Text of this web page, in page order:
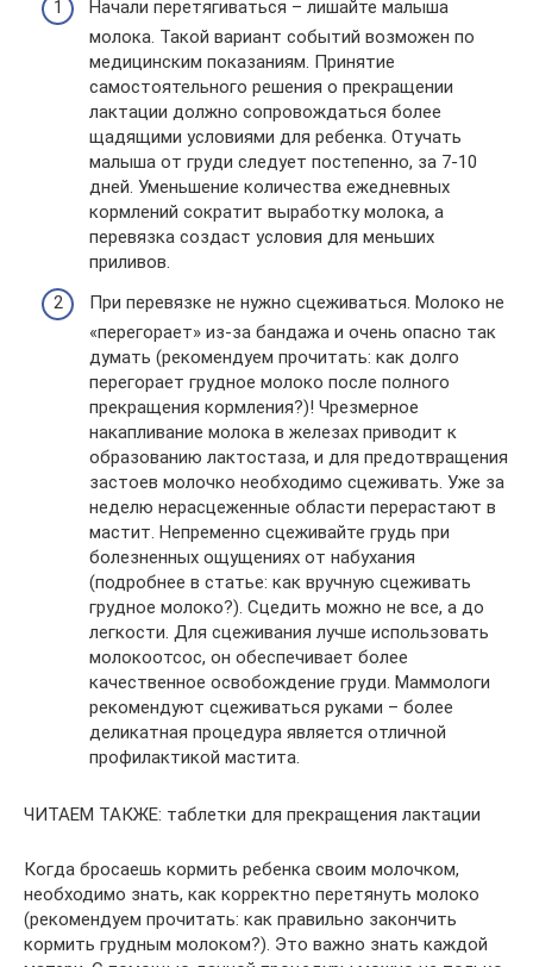
Начали перетягиваться – лишайте малыша
молока. Такой вариант событий возможен по
медицинским показаниям. Принятие
самостоятельного решения о прекращении
лактации должно сопровождаться более
щадящими условиями для ребенка. Отучать
малыша от груди следует постепенно, за 7-10
дней. Уменьшение количества ежедневных
кормлений сократит выработку молока, а
перевязка создаст условия для меньших
приливов.
При перевязке не нужно сцеживаться. Молоко не
«перегорает» из-за бандажа и очень опасно так
думать (рекомендуем прочитать: как долго
перегорает грудное молоко после полного
прекращения кормления?)! Чрезмерное
накапливание молока в железах приводит к
образованию лактостаза, и для предотвращения
застоев молочко необходимо сцеживать. Уже за
неделю нерасцеженные области перерастают в
мастит. Непременно сцеживайте грудь при
болезненных ощущениях от набухания
(подробнее в статье: как вручную сцеживать
грудное молоко?). Сцедить можно не все, а до
легкости. Для сцеживания лучше использовать
молокоотсос, он обеспечивает более
качественное освобождение груди. Маммологи
рекомендуют сцеживаться руками – более
деликатная процедура является отличной
профилактикой мастита.
ЧИТАЕМ ТАКЖЕ: таблетки для прекращения лактации
Когда бросаешь кормить ребенка своим молочком,
необходимо знать, как корректно перетянуть молоко
(рекомендуем прочитать: как правильно закончить
кормить грудным молоком?). Это важно знать каждой